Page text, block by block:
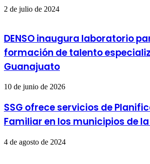
2 de julio de 2024
DENSO inaugura laboratorio
formación de talento
Guanajuato
10 de junio de 2026
SSG ofrece servicios de
Familiar en los municipios de
4 de agosto de 2024